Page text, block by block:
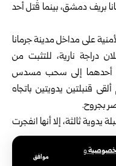
و
موافق
بريف دمشق، بينما قُتل أحد
على مداخل مدينة جرمانا
دراجة نارية، للتثبت من
أحدهما إلى سحب مسدس
قنبلتين يدويتين باتجاه
بجروح.
ثالثة، إلا أنها انفجرت
والتعرف على هويتها